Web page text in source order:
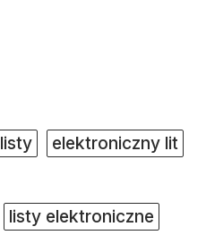
elektroniczny lit
listy elektroniczne